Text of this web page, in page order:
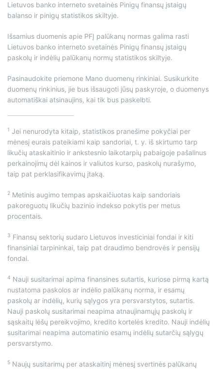
Lietuvos banko interneto svetainės Pinigų finansų įstaigų
balanso ir pinigų statistikos skiltyje.
Išsamius duomenis apie PFĮ palūkanų normas galima rasti
Lietuvos banko interneto svetainės Pinigų finansų įstaigų
paskolų ir indėlių palūkanų normų statistikos skiltyje.
Pasinaudokite priemone Mano duomenų rinkiniai. Susikurkite
duomenų rinkinius, jie bus išsaugoti jūsų paskyroje, o duomenys
automatiškai atsinaujins, kai tik bus paskelbti.
1 Jei nenurodyta kitaip, statistikos pranešime pokyčiai per
mėnesį eurais pateikiami kaip sandoriai, t. y. iš skirtumo tarp
likučių ataskaitinio ir ankstesnio laikotarpių pabaigoje pašalinus
perkainojimų dėl kainos ir valiutos kurso, paskolų nurašymo,
taip pat perklasifikavimų įtaką.
2 Metinis augimo tempas apskaičiuotas kaip sandoriais
pakoreguotų likučių bazinio indekso pokytis per metus
procentais.
3 Finansų sektorių sudaro Lietuvos investiciniai fondai ir kiti
finansiniai tarpininkai, taip pat draudimo bendrovės ir pensijų
fondai.
4 Nauji susitarimai apima finansines sutartis, kuriose pirmą kartą
nustatoma paskolos ar indėlio palūkanų norma, ir esamų
paskolų ar indėlių, kurių sąlygos yra persvarstytos, sutartis.
Nauji paskolų susitarimai neapima atnaujinamųjų paskolų ir
sąskaitų lėšų pereikvojimo, kredito kortelės kredito. Nauji indėlių
susitarimai neapima automatinio esamų indėlių sutarčių sąlygų
persvarstymo.
5 Naujų susitarimų per ataskaitinį mėnesį svertinės palūkanų